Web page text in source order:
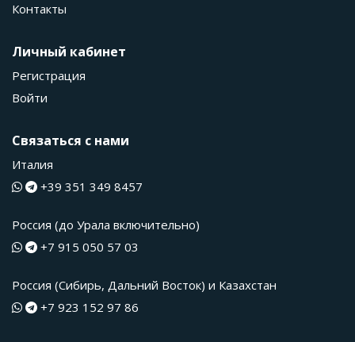
Контакты
Личный кабинет
Регистрация
Войти
Связаться с нами
Италия
+39 351 349 8457
Россия (до Урала включительно)
+7 915 050 57 03
Россия (Сибирь, Дальний Восток) и Казахстан
+7 923 152 97 86